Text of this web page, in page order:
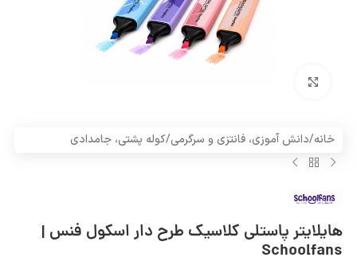
خانه/دانش آموزی، فانتزی و سرگرمی/کوله پشتی، جامدادی
هایلایتر پاستلی کلاسیک طرح دار اسکول فنس |
Schoolfans